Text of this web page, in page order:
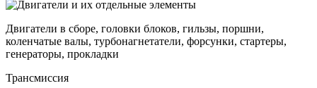
Двигатели в сборе, головки блоков, гильзы, поршни,
коленчатые валы, турбонагнетатели, форсунки, стартеры,
генераторы, прокладки
Трансмиссия